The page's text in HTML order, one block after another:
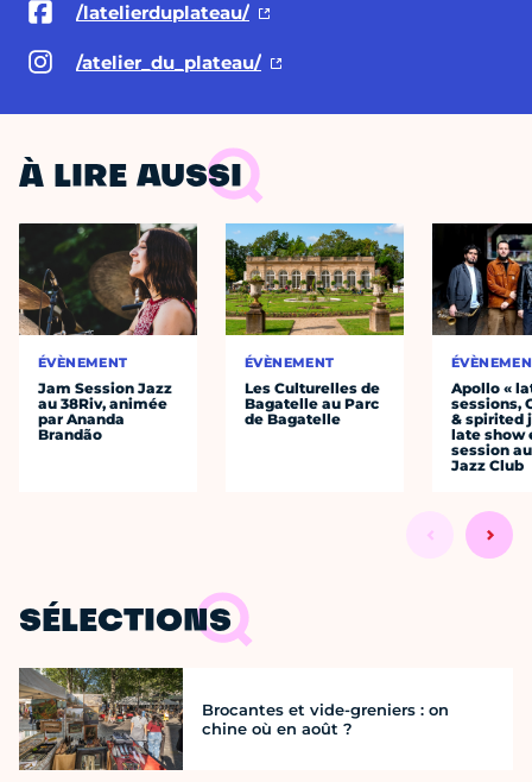
/latelierduplateau/
/atelier_du_plateau/
À LIRE AUSSI
ÉVÈNEMENT
Jam Session Jazz
au 38Riv, animée
par Ananda
Brandão
ÉVÈNEMENT
Les Culturelles de
Bagatelle au Parc
de Bagatelle
Apollo «
sessions,
& spirited
late show
session
Jazz Club
SÉLECTIONS
Brocantes et vide-greniers : on
chine où en août ?